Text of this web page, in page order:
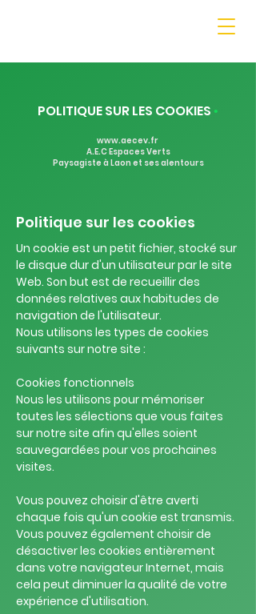
POLITIQUE SUR LES COOKIES •
www.aecev.fr
A.E.C Espaces Verts
Paysagiste à Laon et ses alentours
Politique sur les cookies
Un cookie est un petit fichier, stocké sur
le disque dur d'un utilisateur par le site
Web. Son but est de recueillir des
données relatives aux habitudes de
navigation de l'utilisateur.
Nous utilisons les types de cookies
suivants sur notre site :
Cookies fonctionnels
Nous les utilisons pour mémoriser
toutes les sélections que vous faites
sur notre site afin qu'elles soient
sauvegardées pour vos prochaines
visites.
Vous pouvez choisir d'être averti
chaque fois qu'un cookie est transmis.
Vous pouvez également choisir de
désactiver les cookies entièrement
dans votre navigateur Internet, mais
cela peut diminuer la qualité de votre
expérience d'utilisation.